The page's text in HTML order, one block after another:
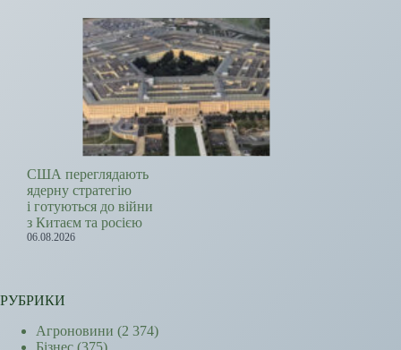
США переглядають
ядерну стратегію
і готуються до війни
з Китаєм та росією
06.08.2026
РУБРИКИ
Агроновини (2 374)
Бізнес (375)